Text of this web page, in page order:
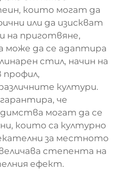
които могат да
или да изискват
на приготвяне,
може да се адаптира
стил, начин на
профил,
култури.
че
могат да се
които са културно
за местното
степента на
ефект.